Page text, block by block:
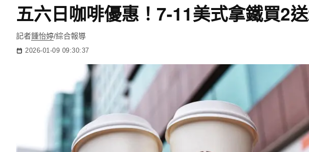
五六日咖啡優惠！7-11美式拿鐵買2
記者鍾怡婷/綜合報導
2026-01-09 09:30:37